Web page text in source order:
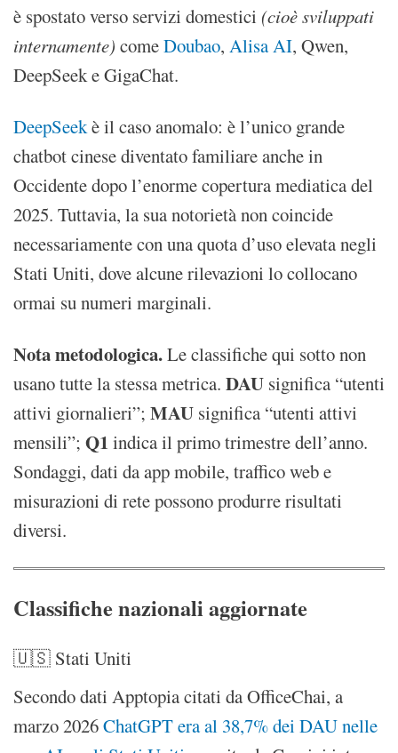
è spostato verso servizi domestici (cioè sviluppati
internamente) comeDoubao, Alisa AI, Qwen,
DeepSeek e GigaChat.
DeepSeekè il caso anomalo: è l’unico grande
chatbot cinese diventato familiare anche in
Occidente dopo l’enorme copertura mediatica del
2025. Tuttavia, la sua notorietà non coincide
necessariamente con una quota d’uso elevata negli
Stati Uniti, dove alcune rilevazioni lo collocano
ormai su numeri marginali.
Nota metodologica.Le classifiche qui sotto non
usano tutte la stessa metrica. DAU significa “utenti
attivi giornalieri”; MAU significa “utenti attivi
mensili”; Q1 indica il primo trimestre dell’anno.
Sondaggi, dati da app mobile, traffico web e
misurazioni di rete possono produrre risultati
diversi.
Classifiche nazionali aggiornate
🇺🇸 Stati Uniti
Secondo dati Apptopia citati da OfficeChai, a
marzo 2026ChatGPT era al 38,7% dei DAU nelle